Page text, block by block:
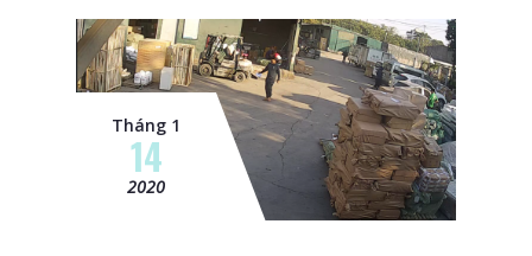
Tháng 1
14
2020